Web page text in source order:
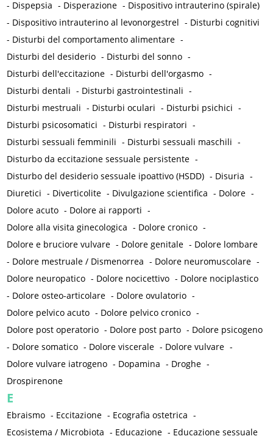
- Dispepsia - Disperazione - Dispositivo intrauterino (spirale)
- Dispositivo intrauterino al levonorgestrel - Disturbi cognitivi
- Disturbi del comportamento alimentare -
Disturbi del desiderio - Disturbi del sonno -
Disturbi dell'eccitazione - Disturbi dell'orgasmo -
Disturbi dentali - Disturbi gastrointestinali -
Disturbi mestruali - Disturbi oculari - Disturbi psichici -
Disturbi psicosomatici - Disturbi respiratori -
Disturbi sessuali femminili - Disturbi sessuali maschili -
Disturbo da eccitazione sessuale persistente -
Disturbo del desiderio sessuale ipoattivo (HSDD) - Disuria -
Diuretici - Diverticolite - Divulgazione scientifica - Dolore -
Dolore acuto - Dolore ai rapporti -
Dolore alla visita ginecologica - Dolore cronico -
Dolore e bruciore vulvare - Dolore genitale - Dolore lombare
- Dolore mestruale / Dismenorrea - Dolore neuromuscolare -
Dolore neuropatico - Dolore nocicettivo - Dolore nociplastico
- Dolore osteo-articolare - Dolore ovulatorio -
Dolore pelvico acuto - Dolore pelvico cronico -
Dolore post operatorio - Dolore post parto - Dolore psicogeno
- Dolore somatico - Dolore viscerale - Dolore vulvare -
Dolore vulvare iatrogeno - Dopamina - Droghe -
Drospirenone
E
Ebraismo - Eccitazione - Ecografia ostetrica -
Ecosistema / Microbiota - Educazione - Educazione sessuale